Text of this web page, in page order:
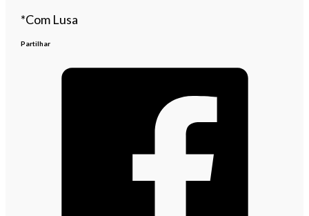
*Com Lusa
Partilhar